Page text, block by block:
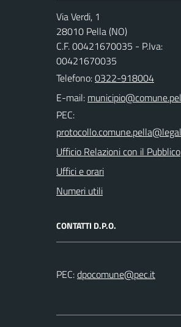
Via Verdi, 1
28010 Pella (NO)
C.F. 00421670035 - P.Iva:
00421670035
Telefono:0322-918004
E-mail:
PEC:
Ufficio Relazioni con il Pubblico
Uffici e orari
Numeri utili
CONTATTI D.P.O.
PEC: